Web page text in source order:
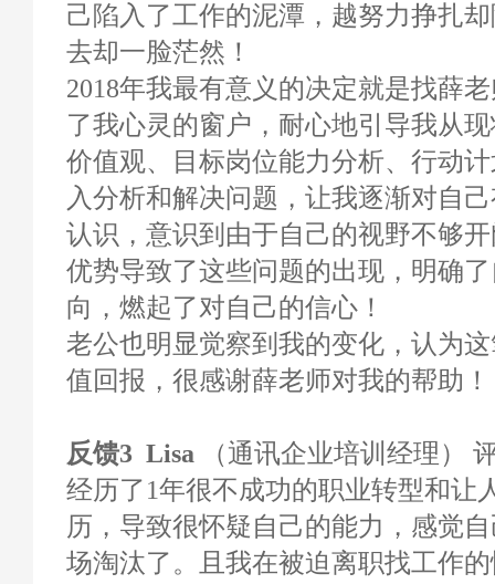
己陷入了工作的泥潭，越努力挣扎
去却一脸茫然！
2018年我最有意义的决定就是找薛
了我心灵的窗户，耐心地引导我从
价值观、目标岗位能力分析、行动
入分析和解决问题，让我逐渐对自
认识，意识到由于自己的视野不够
优势导致了这些问题的出现，明确
向，燃起了对自己的信心！
老公也明显觉察到我的变化，认为
值回报，很感谢薛老师对我的帮助！
反馈3 Lisa
（通讯企业培训经理）
经历了1年很不成功的职业转型和让
历，导致很怀疑自己的能力，感觉
场淘汰了。且我在被迫离职找工作